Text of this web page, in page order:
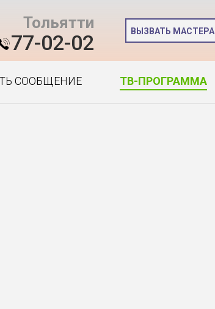
Тольятти
77-02-02 ВЫЗВАТЬ МАСТЕРА
СООБЩЕНИЕ ТВ-ПРОГРАММА